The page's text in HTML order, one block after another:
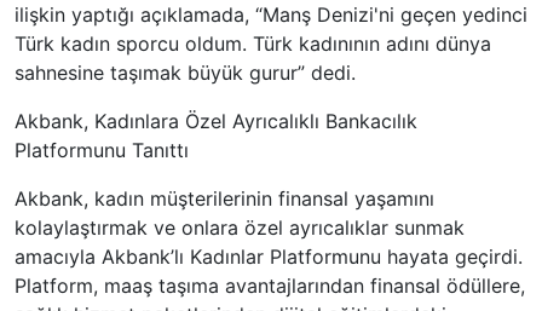
ilişkin yaptığı açıklamada, “Manş Denizi'ni geçen yedinci
Türk kadın sporcu oldum. Türk kadınının adını dünya
sahnesine taşımak büyük gurur” dedi.
Akbank, Kadınlara Özel Ayrıcalıklı Bankacılık
Platformunu Tanıttı
Akbank, kadın müşterilerinin finansal yaşamını
kolaylaştırmak ve onlara özel ayrıcalıklar sunmak
amacıyla Akbank’lı Kadınlar Platformunu hayata geçirdi.
Platform, maaş taşıma avantajlarından finansal ödüllere,